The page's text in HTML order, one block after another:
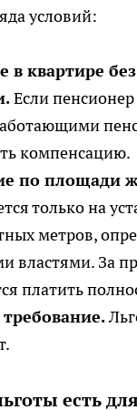
условий:
в квартире
Если
компенсацию.
по площади
только на
метров,
властями. За
платить
есть для